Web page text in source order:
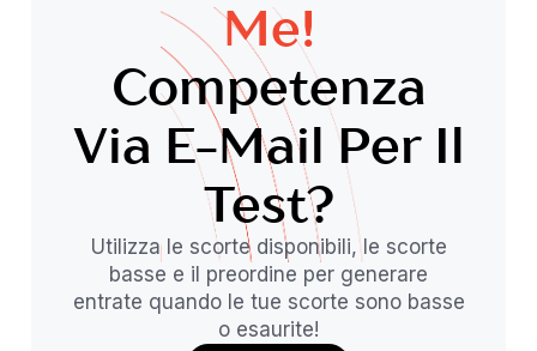
Me!
Competenza
Via E-Mail Per Il
Test?
Utilizza le scorte disponibili, le scorte
basse e il preordine per generare
entrate quando le tue scorte sono basse
o esaurite!